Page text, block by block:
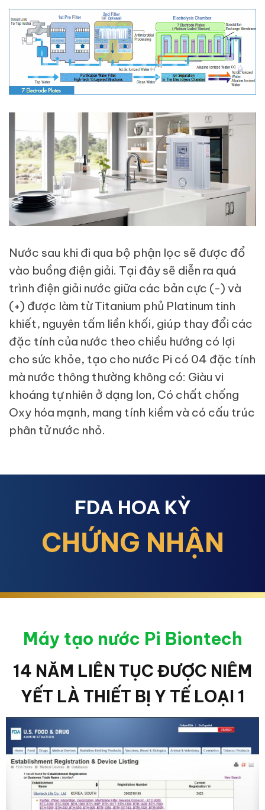
Nước sau khi đi qua bộ phận lọc sẽ được đổ
vào buồng điện giải. Tại đây sẽ diễn ra quá
trình điện giải nước giữa các bản cực (-) và
(+) được làm từ Titanium phủ Platinum tinh
khiết, nguyên tấm liền khối, giúp thay đổi các
đặc tính của nước theo chiều hướng có lợi
cho sức khỏe, tạo cho nước Pi có 04 đặc tính
mà nước thông thường không có: Giàu vi
khoáng tự nhiên ở dạng Ion, Có chất chống
Oxy hóa mạnh, mang tính kiềm và có cấu trúc
phân tử nước nhỏ.
FDA HOA KỲ
CHỨNG NHẬN
Máy tạo nước Pi Biontech
14 NĂM LIÊN TỤC ĐƯỢC NIÊM
YẾT LÀ THIẾT BỊ Y TẾ LOẠI 1